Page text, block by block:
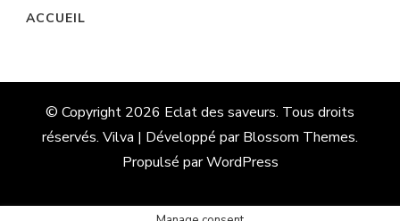
ACCUEIL
© Copyright 2026 Eclat des saveurs. Tous droits
réservés. Vilva | Développé parBlossom Themes.
Propulsé parWordPress